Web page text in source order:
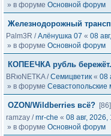
» в форуме Основной форум
Железнодорожный
Palm3R /Алёнушка 07 « 08
» в форуме Основной форум
КОПЕЕЧКА рубль
BRюNETKA/Семицветик « 08
» в форуме Севастопольские
OZON/Wildberries всё? [86]
ramzay /mr-che « 08 авг, 2026,
» в форуме Основной форум